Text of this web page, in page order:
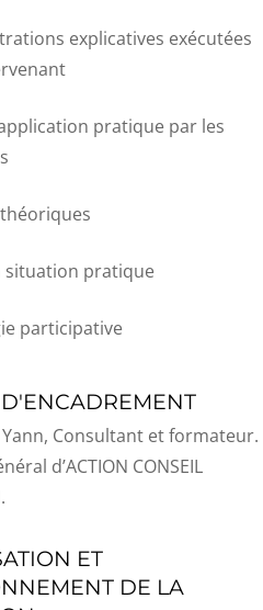
explicatives exécutées
pratique par les
situation pratique
participative
Consultant et formateur.
d’ACTION CONSEIL
ET
DE LA